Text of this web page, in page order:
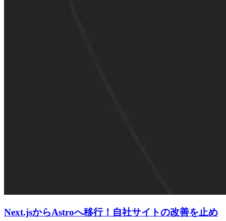
Next.jsからAstroへ移行！自社サイトの改善を止め